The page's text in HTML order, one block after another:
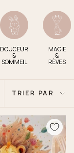
DOUCEUR
&
SOMMEIL
MAGIE
&
RÈVES
Trier
par
TRIER PAR